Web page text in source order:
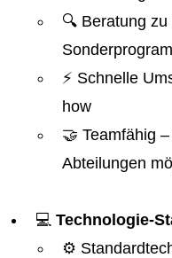
🔍 Beratung
⚡ Schnelle
how
🤝 Teamfähig
Abteilungen
💻 Technologie-
⚙️